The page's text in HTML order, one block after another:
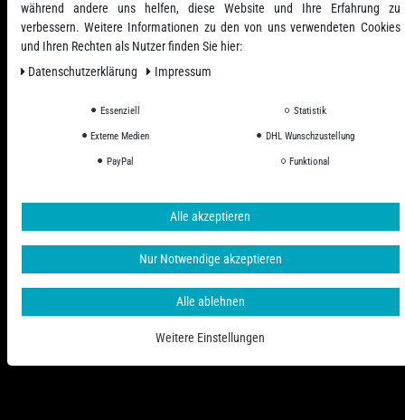
Alle Preise inkl. ges. MwSt. zzgl. Versandkosten
© 2006 - 2026 PHD-24 / Alle Rechte vorbehalten.
während andere uns helfen, diese Website und Ihre Erfahrung zu
verbessern. Weitere Informationen zu den von uns verwendeten Cookies
und Ihren Rechten als Nutzer finden Sie hier:
Daten­schutz­erklärung
Impressum
Essenziell Statistik
Externe Medien DHL Wunschzustellung
PayPal Funktional
Alle akzeptieren
Nur Notwendige akzeptieren
Alle ablehnen
Weitere Einstellungen